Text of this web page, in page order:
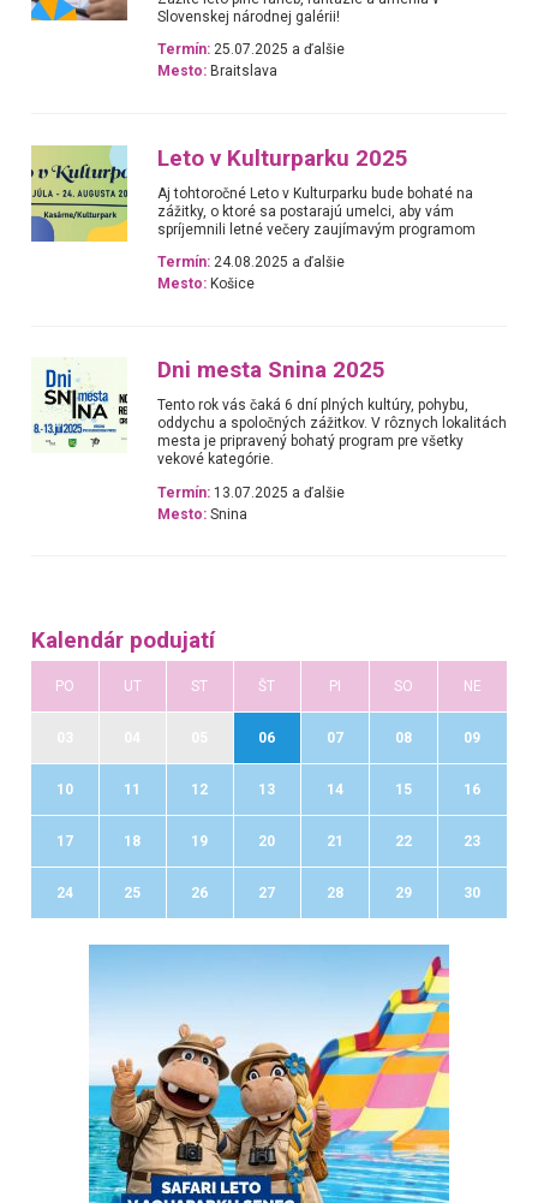
Slovenskej národnej galérii!
Termín: 25.07.2025 a ďalšie
Mesto: Braitslava
Leto v Kulturparku 2025
Aj tohtoročné Leto v Kulturparku bude bohaté na
zážitky, o ktoré sa postarajú umelci, aby vám
spríjemnili letné večery zaujímavým programom
Termín: 24.08.2025 a ďalšie
Mesto: Košice
Dni mesta Snina 2025
Tento rok vás čaká 6 dní plných kultúry, pohybu,
oddychu a spoločných zážitkov. V rôznych lokalitách
mesta je pripravený bohatý program pre všetky
vekové kategórie.
Termín: 13.07.2025 a ďalšie
Mesto: Snina
Kalendár podujatí
PO UT ST ŠT PI SO NE
06 07 08 09
10 11 12 13 14 15 16
17 18 19 20 21 22 23
24 25 26 27 28 29 30